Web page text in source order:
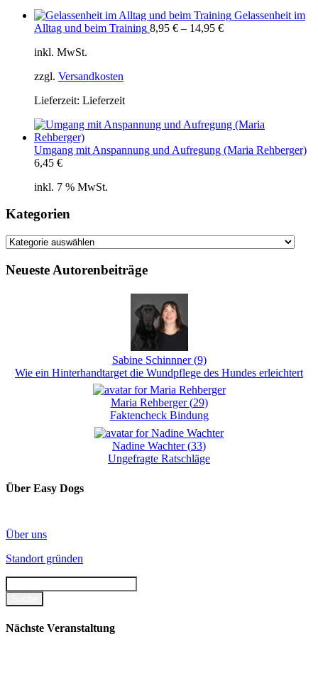
Gelassenheit im
Alltag und beim Training 8,95 € – 14,95 €
inkl. MwSt.
zzgl. Versandkosten
Lieferzeit: Lieferzeit
Umgang mit Anspannung und Aufregung (Maria Rehberger)
6,45 €
inkl. 7 % MwSt.
Kategorien
Kategorien
Neueste Autorenbeiträge
Sabine Schinnner(9)
Wie ein Hinterhandtarget die Wundpflege des Hundes erleichtert
Maria Rehberger(29)
Faktencheck Bindung
Nadine Wachter(33)
Ungefragte Ratschläge
Über Easy Dogs
Über uns
Standort gründen
Nächste Veranstaltung